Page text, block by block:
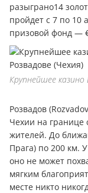
разыграно14
пройдет с 7 по 10
призовой фонд —
Крупнейшее
Розвадов
Чехии на границе
жителей. До
Прага) по 200 км.
оно не может
мягким
месте никто